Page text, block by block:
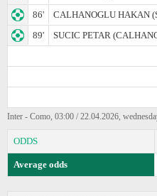
86'
CALHANOGLU HAKAN
89'
SUCIC PETAR
Inter - Como, 03:00 / 22.04.2026,
ODDS
Average odds